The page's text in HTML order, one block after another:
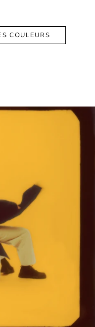
COULEURS